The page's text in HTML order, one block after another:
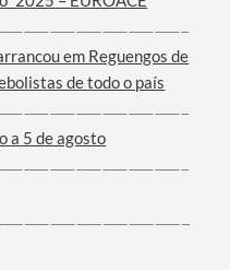
em Reguengos de
de todo o país
a 5 de agosto